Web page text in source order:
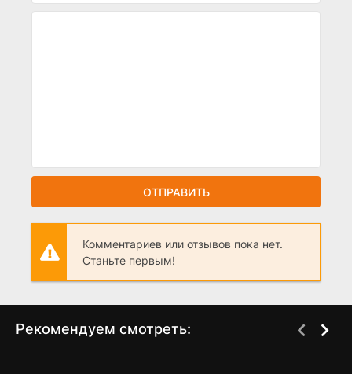
ОТПРАВИТЬ
Комментариев или отзывов пока нет.
Станьте первым!
Рекомендуем смотреть: